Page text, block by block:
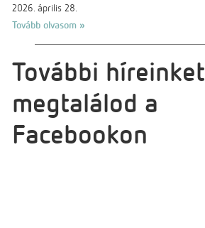
2026. április 28.
Tovább olvasom »
További híreinket
megtalálod a
Facebookon